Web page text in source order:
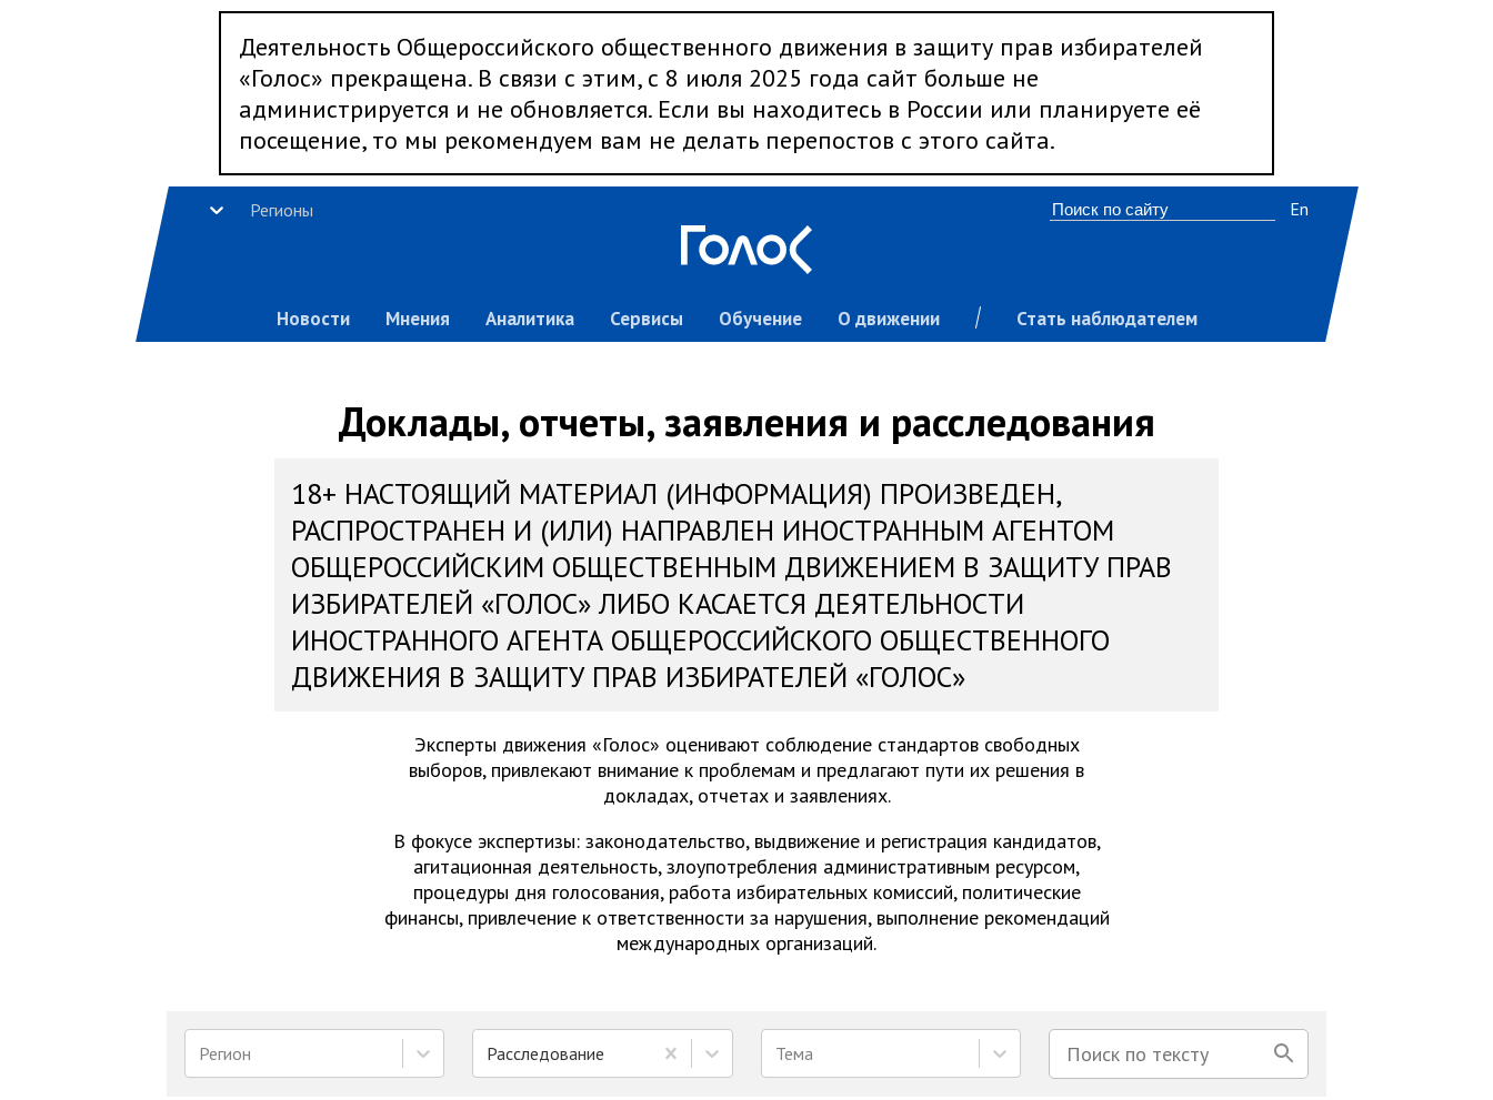
Деятельность Общероссийского общественного движения в защиту прав избирателей
«Голос» прекращена. В связи с этим, с 8 июля 2025 года сайт больше не
администрируется и не обновляется. Если вы находитесь в России или планируете её
посещение, то мы рекомендуем вам не делать перепостов с этого сайта.
Регионы
Новости Мнения Аналитика Сервисы Обучение О движении Стать наблюдателем
En
Доклады, отчеты, заявления и расследования
18+ НАСТОЯЩИЙ МАТЕРИАЛ (ИНФОРМАЦИЯ) ПРОИЗВЕДЕН,
РАСПРОСТРАНЕН И (ИЛИ) НАПРАВЛЕН ИНОСТРАННЫМ АГЕНТОМ
ОБЩЕРОССИЙСКИМ ОБЩЕСТВЕННЫМ ДВИЖЕНИЕМ В ЗАЩИТУ ПРАВ
ИЗБИРАТЕЛЕЙ «ГОЛОС» ЛИБО КАСАЕТСЯ ДЕЯТЕЛЬНОСТИ
ИНОСТРАННОГО АГЕНТА ОБЩЕРОССИЙСКОГО ОБЩЕСТВЕННОГО
ДВИЖЕНИЯ В ЗАЩИТУ ПРАВ ИЗБИРАТЕЛЕЙ «ГОЛОС»
Эксперты движения «Голос» оценивают соблюдение стандартов свободных
выборов, привлекают внимание к проблемам и предлагают пути их решения в
докладах, отчетах и заявлениях.
В фокусе экспертизы: законодательство, выдвижение и регистрация кандидатов,
агитационная деятельность, злоупотребления административным ресурсом,
процедуры дня голосования, работа избирательных комиссий, политические
финансы, привлечение к ответственности за нарушения, выполнение рекомендаций
международных организаций.
Регион Расследование Тема